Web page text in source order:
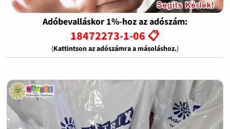
Adóbevalláskor 1%-hoz az adószám:
18472273-1-06 📋
(Kattintson az adószámra a másoláshoz.)